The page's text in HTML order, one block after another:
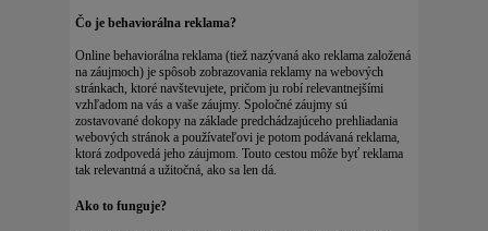
Čo je behaviorálna reklama?
Online behaviorálna reklama (tiež nazývaná ako reklama založená
na záujmoch) je spôsob zobrazovania reklamy na webových
stránkach, ktoré navštevujete, pričom ju robí relevantnejšími
vzhľadom na vás a vaše záujmy. Spoločné záujmy sú
zostavované dokopy na základe predchádzajúceho prehliadania
webových stránok a používateľovi je potom podávaná reklama,
ktorá zodpovedá jeho záujmom. Touto cestou môže byť reklama
tak relevantná a užitočná, ako sa len dá.
Ako to funguje?